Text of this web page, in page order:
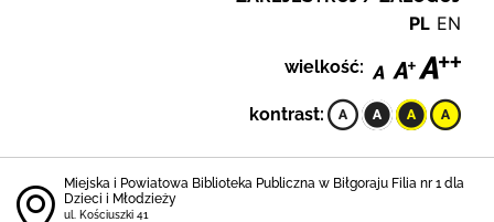
PL EN
wielkość:
kontrast:
Miejska i Powiatowa Biblioteka Publiczna w Biłgoraju Filia nr 1 dla
Dzieci i Młodzieży
ul. Kościuszki 41